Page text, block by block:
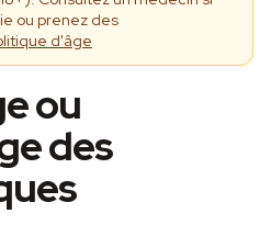
ou prenez des
d'âge
ou
des